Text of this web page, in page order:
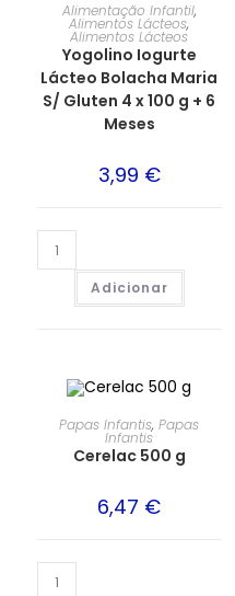
Alimentação Infantil,
Alimentos Lácteos,
Alimentos Lácteos
Yogolino Iogurte
Lácteo Bolacha Maria
S/ Gluten 4 x 100 g + 6
Meses
3,99 €
Adicionar
Papas Infantis,Papas
Infantis
Cerelac 500 g
6,47 €